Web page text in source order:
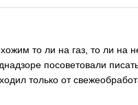
то ли на газ, то ли на
посоветовали
только от